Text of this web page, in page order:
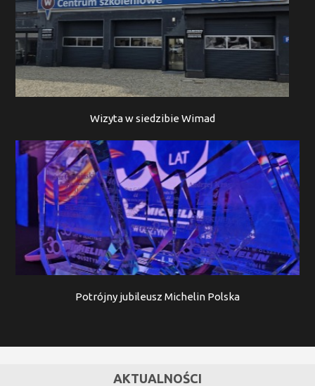
Wizyta w siedzibie Wimad
Potrójny jubileusz Michelin Polska
AKTUALNOŚCI